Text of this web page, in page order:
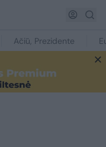
Ačiū, Prezidente